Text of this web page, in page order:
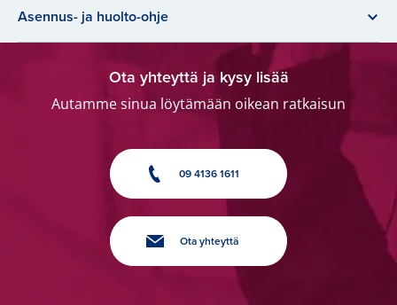
Asennus- ja huolto-ohje
Ota yhteyttä ja kysy lisää
Autamme sinua löytämään oikean ratkaisun
09 4136 1611
Ota yhteyttä